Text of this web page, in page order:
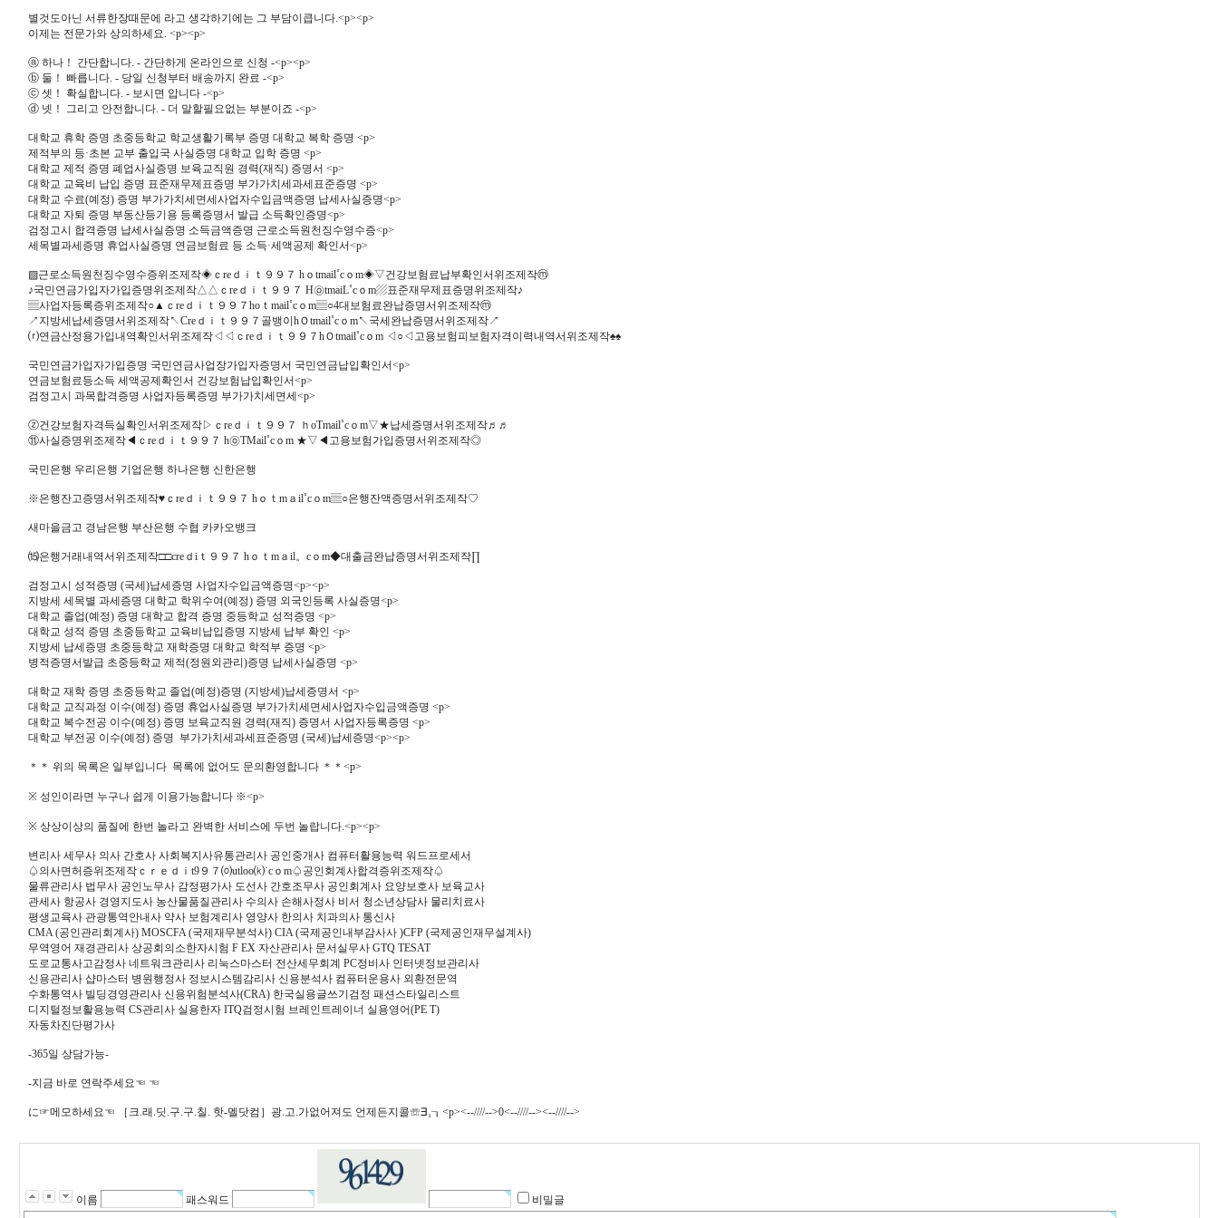
별것도아닌 서류한장때문에 라고 생각하기에는 그 부담이큽니다.<p><p>
이제는 전문가와 상의하세요. <p><p>
ⓐ 하나！ 간단합니다. - 간단하게 온라인으로 신청 -<p><p>
ⓑ 둘！ 빠릅니다. - 당일 신청부터 배송까지 완료 -<p>
ⓒ 셋！ 확실합니다. - 보시면 압니다 -<p>
ⓓ 넷！ 그리고 안전합니다. - 더 말할필요없는 부분이죠 -<p>
대학교 휴학 증명 초중등학교 학교생활기록부 증명 대학교 복학 증명 <p>
제적부의 등·초본 교부 출입국 사실증명 대학교 입학 증명 <p>
대학교 제적 증명 폐업사실증명 보육교직원 경력(재직) 증명서 <p>
대학교 교육비 납입 증명 표준재무제표증명 부가가치세과세표준증명 <p>
대학교 수료(예정) 증명 부가가치세면세사업자수입금액증명 납세사실증명<p>
대학교 자퇴 증명 부동산등기용 등록증명서 발급 소득확인증명<p>
검정고시 합격증명 납세사실증명 소득금액증명 근로소득원천징수영수증<p>
세목별과세증명 휴업사실증명 연금보험료 등 소득·세액공제 확인서<p>
▨근로소득원천징수영수증위조제작◈ｃreｄｉｔ９９７ hｏtmail˚cｏm◈▽건강보험료납부확인서위조제작ⓜ
♪국민연금가입자가입증명위조제작△△ｃreｄｉｔ９９７ H㉧tmaiL˚cｏm▨표준재무제표증명위조제작♪
▤사업자등록증위조제작○▲ｃreｄｉｔ９９７hoｔmail˚cｏm▤○4대보험료완납증명서위조제작ⓜ
↗지방세납세증명서위조제작↖Creｄｉｔ９９７골뱅이hＯtmail˚cｏm↖국세완납증명서위조제작↗
⒭연금산정용가입내역확인서위조제작◁◁ｃreｄｉｔ９９７hＯtmail˚cｏm ◁○◁고용보험피보험자격이력내역서위조제작♠♠
국민연금가입자가입증명 국민연금사업장가입자증명서 국민연금납입확인서<p>
연금보험료등소득 세액공제확인서 건강보험납입확인서<p>
검정고시 과목합격증명 사업자등록증명 부가가치세면세<p>
ⓩ건강보험자격득실확인서위조제작▷ｃreｄｉｔ９９７ ｈoTmail˚cｏm▽★납세증명서위조제작♬♬
⑪사실증명위조제작◀ｃreｄｉｔ９９７ h㉧TMail˚cｏm ★▽◀고용보험가입증명서위조제작◎
국민은행 우리은행 기업은행 하나은행 신한은행
※은행잔고증명서위조제작♥ｃreｄｉｔ９９７ hｏｔmａil˚cｏm▤○은행잔액증명서위조제작♡
새마을금고 경남은행 부산은행 수협 카카오뱅크
⒂은행거래내역서위조제작□□creｄiｔ９９７ hｏｔmａil。cｏm◆대출금완납증명서위조제작∏
검정고시 성적증명 (국세)납세증명 사업자수입금액증명<p><p>
지방세 세목별 과세증명 대학교 학위수여(예정) 증명 외국인등록 사실증명<p>
대학교 졸업(예정) 증명 대학교 합격 증명 중등학교 성적증명 <p>
대학교 성적 증명 초중등학교 교육비납입증명 지방세 납부 확인 <p>
지방세 납세증명 초중등학교 재학증명 대학교 학적부 증명 <p>
병적증명서발급 초중등학교 제적(정원외관리)증명 납세사실증명 <p>
대학교 재학 증명 초중등학교 졸업(예정)증명 (지방세)납세증명서 <p>
대학교 교직과정 이수(예정) 증명 휴업사실증명 부가가치세면세사업자수입금액증명 <p>
대학교 복수전공 이수(예정) 증명 보육교직원 경력(재직) 증명서 사업자등록증명 <p>
대학교 부전공 이수(예정) 증명 부가가치세과세표준증명 (국세)납세증명<p><p>
＊＊ 위의 목록은 일부입니다 목록에 없어도 문의환영합니다 ＊＊<p>
※ 성인이라면 누구나 쉽게 이용가능합니다 ※<p>
※ 상상이상의 품질에 한번 놀라고 완벽한 서비스에 두번 놀랍니다.<p><p>
변리사 세무사 의사 간호사 사회복지사유통관리사 공인중개사 컴퓨터활용능력 워드프로세서
♤의사면허증위조제작ｃｒｅｄｉt9９７⒪utloo⒦˙cｏm♤공인회계사합격증위조제작♤
물류관리사 법무사 공인노무사 감정평가사 도선사 간호조무사 공인회계사 요양보호사 보육교사
관세사 항공사 경영지도사 농산물품질관리사 수의사 손해사정사 비서 청소년상담사 물리치료사
평생교육사 관광통역안내사 약사 보험계리사 영양사 한의사 치과의사 통신사
CMA (공인관리회계사) MOSCFA (국제재무분석사) CIA (국제공인내부감사사 )CFP (국제공인재무설계사)
무역영어 재경관리사 상공회의소한자시험 F EX 자산관리사 문서실무사 GTQ TESAT
도로교통사고감정사 네트워크관리사 리눅스마스터 전산세무회계 PC정비사 인터넷정보관리사
신용관리사 샵마스터 병원행정사 정보시스템감리사 신용분석사 컴퓨터운용사 외환전문역
수화통역사 빌딩경영관리사 신용위험분석사(CRA) 한국실용글쓰기검정 패션스타일리스트
디지털정보활용능력 CS관리사 실용한자 ITQ검정시험 브레인트레이너 실용영어(PE T)
자동차진단평가사
-365일 상담가능-
-지금 바로 연락주세요☜ ☜
に☞메모하세요☜ ［크.래.딧.구.구.칠. 핫-멜닷컴］광.고.가없어져도 언제든지콜☏∃₁┒<p><--////-->0<--////--><--////-->
이름 패스워드 비밀글